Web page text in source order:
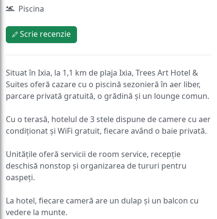
Piscina
Scrie recenzie
Situat în Ixia, la 1,1 km de plaja Ixia, Trees Art Hotel &
Suites oferă cazare cu o piscină sezonieră în aer liber,
parcare privată gratuită, o grădină și un lounge comun.
Cu o terasă, hotelul de 3 stele dispune de camere cu aer
condiționat și WiFi gratuit, fiecare având o baie privată.
Unitățile oferă servicii de room service, recepție
deschisă nonstop și organizarea de tururi pentru
oaspeți.
La hotel, fiecare cameră are un dulap și un balcon cu
vedere la munte.